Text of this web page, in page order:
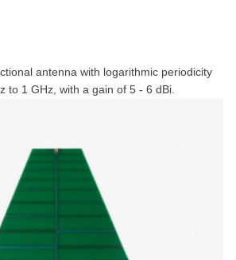
antenna with logarithmic periodicity
to 1 GHz, with a gain of 5 - 6 dBi.